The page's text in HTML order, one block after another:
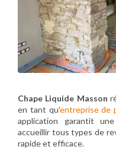
Chape Liquide Masson
en tant qu’entreprise de
application garantit
accueillir tous types de
rapide et efficace.